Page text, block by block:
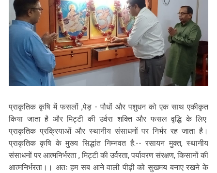
प्राकृतिक कृषि में फसलों ,पेड़ - पौधों और पशुधन को एक साथ एकीकृत
किया जाता है और मिट्टी की उर्वरा शक्ति और फसल वृद्धि के लिए
प्राकृतिक प्रक्रियाओं और स्थानीय संसाधनों पर निर्भर रह जाता है।
प्राकृतिक कृषि के मुख्य सिद्धांत निम्नवत है:-- रसायन मुक्त, स्थानीय
संसाधनों पर आत्मनिर्भरता , मिट्टी की उर्वरता, पर्यावरण संरक्षण, किसानों की
आत्मनिर्भरता।। अतः हम सब आने वाली पीढ़ी को सुखमय बनाए रखने के